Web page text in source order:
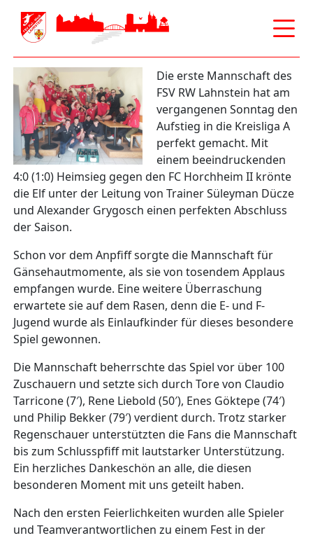
Main menu
Skip
to
content
Die erste Mannschaft des
FSV RW Lahnstein hat am
vergangenen Sonntag den
Aufstieg in die Kreisliga A
perfekt gemacht. Mit
einem beeindruckenden
4:0 (1:0) Heimsieg gegen den FC Horchheim II krönte
die Elf unter der Leitung von Trainer Süleyman Dücze
und Alexander Grygosch einen perfekten Abschluss
der Saison.
Schon vor dem Anpfiff sorgte die Mannschaft für
Gänsehautmomente, als sie von tosendem Applaus
empfangen wurde. Eine weitere Überraschung
erwartete sie auf dem Rasen, denn die E- und F-
Jugend wurde als Einlaufkinder für dieses besondere
Spiel gewonnen.
Die Mannschaft beherrschte das Spiel vor über 100
Zuschauern und setzte sich durch Tore von Claudio
Tarricone (7′), Rene Liebold (50′), Enes Göktepe (74′)
und Philip Bekker (79′) verdient durch. Trotz starker
Regenschauer unterstützten die Fans die Mannschaft
bis zum Schlusspfiff mit lautstarker Unterstützung.
Ein herzliches Dankeschön an alle, die diesen
besonderen Moment mit uns geteilt haben.
Nach den ersten Feierlichkeiten wurden alle Spieler
und Teamverantwortlichen zu einem Fest in der